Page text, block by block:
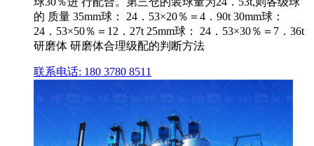
的 质量 35mm球： 24．53×20％＝4．90t 30mm球：
24．53×50％＝12．27t 25mm球： 24．53×30％＝7．36t
研磨体 研磨体合理级配的判断方法
联系电话: 180 3780 8511